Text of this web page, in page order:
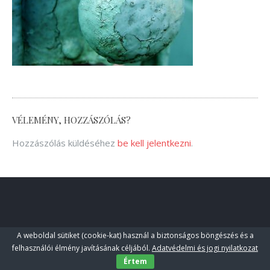
VÉLEMÉNY, HOZZÁSZÓLÁS?
Hozzászólás küldéséhez be kell jelentkezni.
A weboldal sütiket (cookie-kat) használ a biztonságos böngészés és a
felhasználói élmény javításának céljából. Adatvédelmi és jogi nyilatkozat
Értem